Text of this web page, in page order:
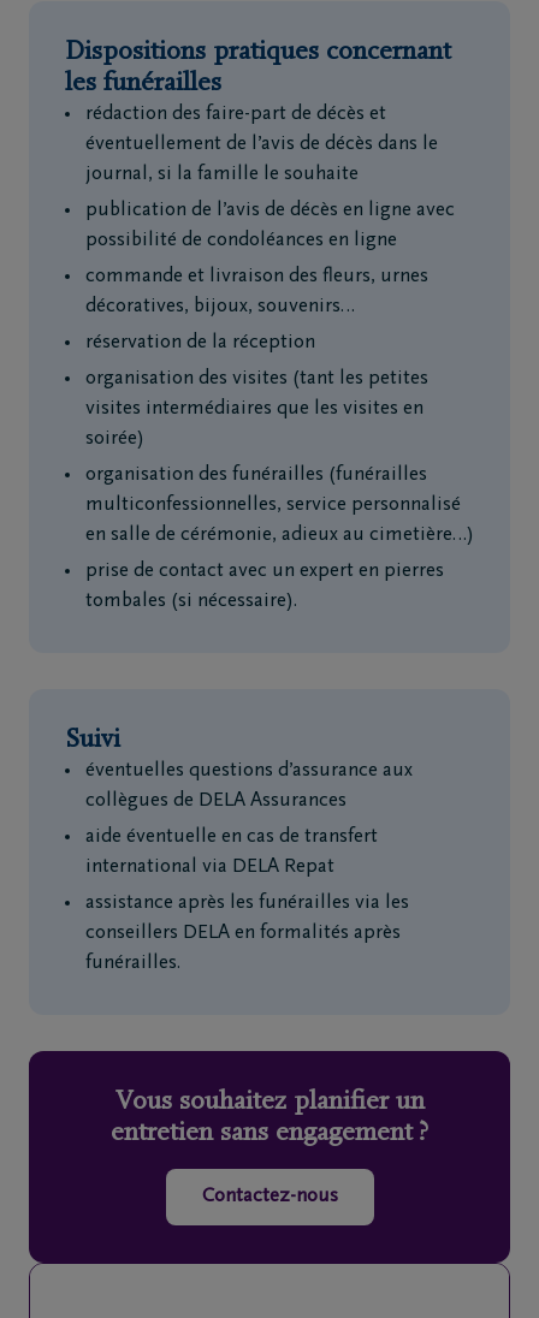
Dispositions pratiques concernant
les funérailles
rédaction des faire-part de décès et
éventuellement de l’avis de décès dans le
journal, si la famille le souhaite
publication de l’avis de décès en ligne avec
possibilité de condoléances en ligne
commande et livraison des fleurs, urnes
décoratives, bijoux, souvenirs…
réservation de la réception
organisation des visites (tant les petites
visites intermédiaires que les visites en
soirée)
organisation des funérailles (funérailles
multiconfessionnelles, service personnalisé
en salle de cérémonie, adieux au cimetière…)
prise de contact avec un expert en pierres
tombales (si nécessaire).
Suivi
éventuelles questions d’assurance aux
collègues de DELA Assurances
aide éventuelle en cas de transfert
international via DELA Repat
assistance après les funérailles via les
conseillers DELA en formalités après
funérailles.
Vous souhaitez planifier un
entretien sans engagement ?
Contactez-nous